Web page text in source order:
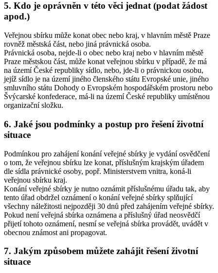
5. Kdo je oprávněn v této věci jednat (podat žádost
apod.)
Veřejnou sbírku může konat obec nebo kraj, v hlavním městě Praze
rovněž městská část, nebo jiná právnická osoba.
Právnická osoba, nejde-li o obec nebo kraj nebo v hlavním městě
Praze městskou část, může konat veřejnou sbírku v případě, že má
na území České republiky sídlo, nebo, jde-li o právnickou osobu,
jejíž sídlo je na území jiného členského státu Evropské unie, jiného
smluvního státu Dohody o Evropském hospodářském prostoru nebo
Švýcarské konfederace, má-li na území České republiky umístěnou
organizační složku.
6. Jaké jsou podmínky a postup pro řešení životní
situace
Podmínkou pro zahájení konání veřejné sbírky je vydání osvědčení
o tom, že veřejnou sbírku lze konat, příslušným krajským úřadem
dle sídla právnické osoby, popř. Ministerstvem vnitra, koná-li
veřejnou sbírku kraj.
Konání veřejné sbírky je nutno oznámit příslušnému úřadu tak, aby
tento úřad obdržel oznámení o konání veřejné sbírky splňující
všechny náležitosti nejpozději 30 dnů před zahájením veřejné sbírky.
Pokud není veřejná sbírka oznámena a příslušný úřad neosvědčí
přijetí tohoto oznámení, nesmí se veřejná sbírka provádět, uvádět v
obecnou známost ani propagovat.
7. Jakým způsobem můžete zahájit řešení životní
situace